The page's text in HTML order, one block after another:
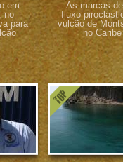
em
no
para
As marcas
fluxo
vulcão de
no Caribe